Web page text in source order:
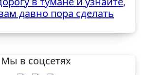
давно пора сделать
Мы в соцсетях